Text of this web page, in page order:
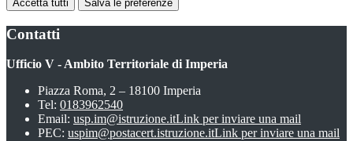
Accetta tutti Salva le preferenze
Contatti
Ufficio V - Ambito Territoriale di Imperia
Piazza Roma, 2 – 18100 Imperia
Tel: 0183962540
Email: usp.im@istruzione.itLink per inviare una mail
PEC: uspim@postacert.istruzione.itLink per inviare una mail